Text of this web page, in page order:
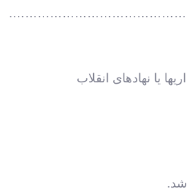
یا نهادهای انقلاب
شد.